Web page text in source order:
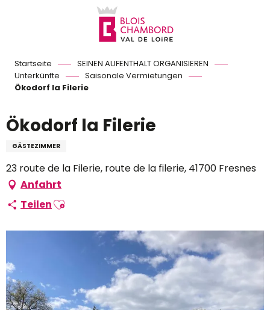
Startseite
SEINEN AUFENTHALT ORGANISIEREN
Unterkünfte
Saisonale Vermietungen
Ökodorf la Filerie
Ökodorf la Filerie
GÄSTEZIMMER
23 route de la Filerie, route de la filerie, 41700 Fresnes
Anfahrt
TeilenAjouter aux favoris